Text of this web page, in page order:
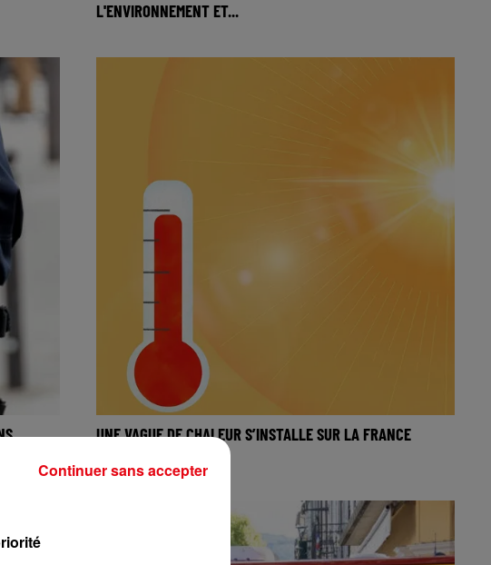
L'ENVIRONNEMENT ET...
UNE VAGUE DE CHALEUR S’INSTALLE SUR LA FRANCE
Continuer sans accepter